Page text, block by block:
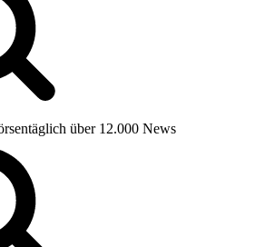
über 12.000 News